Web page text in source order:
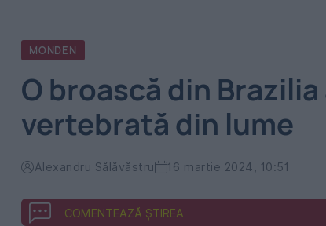
MONDEN
O broască din
vertebrată din lume
Alexandru Sălăvăstru 16 martie 2024, 10:51
COMENTEAZĂ ȘTIREA